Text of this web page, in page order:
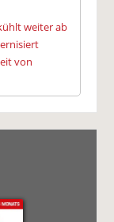
weiter ab
von